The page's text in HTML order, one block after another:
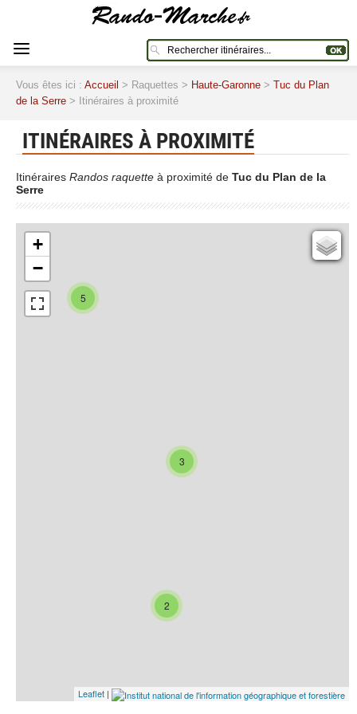
Vous êtes ici : Accueil > Raquettes > Haute-Garonne > Tuc du Plan
de la Serre > Itinéraires à proximité
ITINÉRAIRES À PROXIMITÉ
Itinéraires Randos raquette à proximité de Tuc du Plan de la
Serre
3
2
5
+
−
Leaflet |